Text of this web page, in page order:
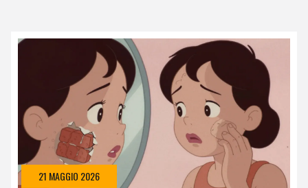
21 MAGGIO 2026